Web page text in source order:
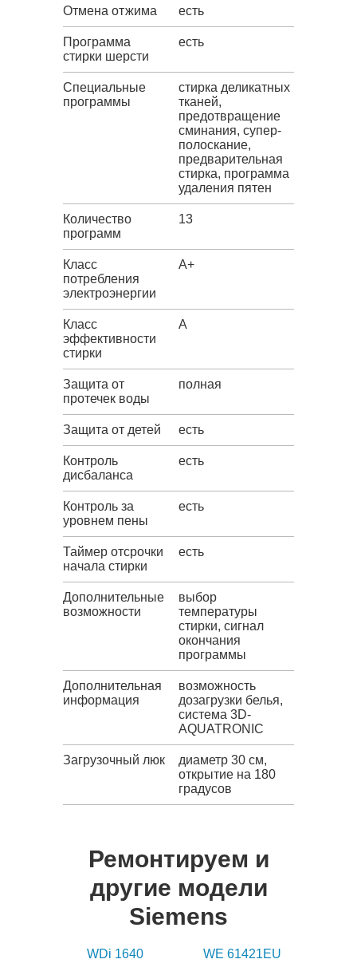
Отмена отжима есть
Программа
стирки шерсти
есть
Специальные
программы
стирка деликатных
тканей,
предотвращение
сминания, супер-
полоскание,
предварительная
стирка, программа
удаления пятен
Количество
программ
13
Класс
потребления
электроэнергии
A+
Класс
эффективности
стирки
A
Защита от
протечек воды
полная
Защита от детей есть
Контроль
дисбаланса
есть
Контроль за
уровнем пены
есть
Таймер отсрочки
начала стирки
есть
Дополнительные
возможности
выбор
температуры
стирки, сигнал
окончания
программы
Дополнительная
информация
возможность
дозагрузки белья,
система 3D-
AQUATRONIC
Загрузочный люк
диаметр 30 см,
открытие на 180
градусов
Ремонтируем и
другие модели
Siemens
WDi 1640
WE 61421EU